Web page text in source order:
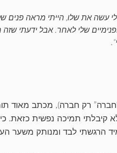
עשה את שלו, הייתי מראה פנים
שלי לאחר. אבל ידעתי שזה
רק חברה), מכתב מאוד
קיבלתי תמיכה נפשית כזאת.
הרגשתי לבד ומנותק משער